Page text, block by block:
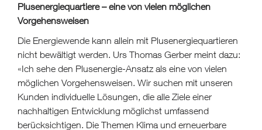
Plusenergiequartiere – eine von vielen möglichen
Vorgehensweisen
Die Energiewende kann allein mit Plusenergiequartieren
nicht bewältigt werden. Urs Thomas Gerber meint dazu:
«Ich sehe den Plusenergie-Ansatz als eine von vielen
möglichen Vorgehensweisen. Wir suchen mit unseren
Kunden individuelle Lösungen, die alle Ziele einer
nachhaltigen Entwicklung möglichst umfassend
berücksichtigen. Die Themen Klima und erneuerbare